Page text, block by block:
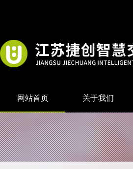
网站首页 关于我们